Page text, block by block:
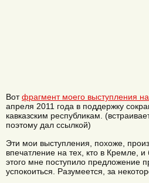
Вотфрагмент моего выступления
апреля 2011 года в поддержку
кавказским республикам.
поэтому дал ссылкой)
Эти мои выступления, похоже,
впечатление на тех, кто в Кремле, и
этого мне поступило предложение
успокоиться. Разумеется, за